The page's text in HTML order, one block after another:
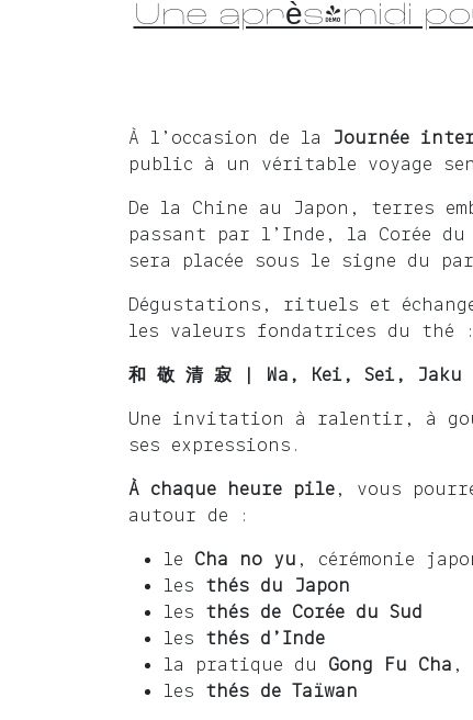
Une après-midi
À l’occasion de la Journée
public à un véritable voyage
De la Chine au Japon, terres
passant par l’Inde, la Corée
sera placée sous le signe du
Dégustations, rituels et
les valeurs fondatrices du thé
和 敬 清 寂 | Wa, Kei, Sei, Jaku
Une invitation à ralentir, à
ses expressions.
À chaque heure pile , vous
autour de :
le Cha no yu , cérémonie
les thés du Japon
les thés de Corée du Sud
les thés d’Inde
la pratique du Gong Fu Cha ,
les thés de Taïwan